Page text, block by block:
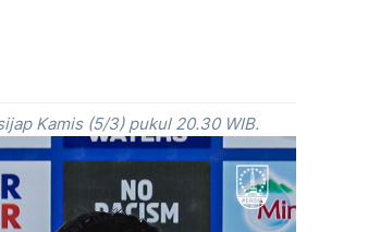
Kamis (5/3) pukul 20.30 WIB.